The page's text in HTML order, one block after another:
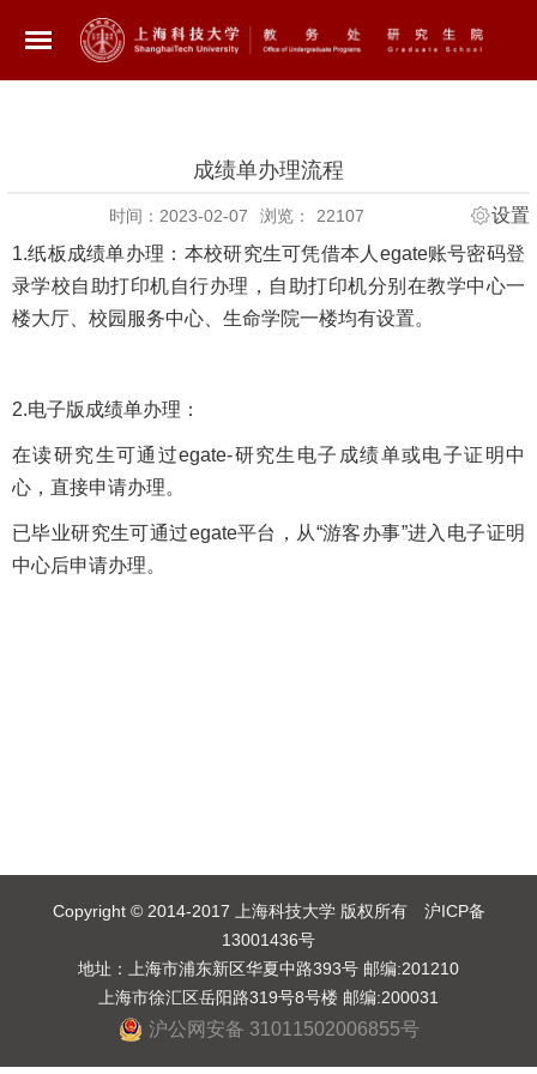
成绩单办理流程
时间：2023-02-07 浏览： 22107
设置
1.纸板成绩单办理：本校研究生可凭借本人egate账号密码登
录学校自助打印机自行办理， 自助打印机分别在教学中心一
楼大厅、校园服务中心、生命学院一楼均有设置。
2.电子版成绩单办理：
在读研究生可通过egate-研究生电子成绩单或电子证明中
心，直接申请办理。
已毕业研究生可通过egate平台，从“游客办事”进入电子证明
中心后申请办理。
Copyright © 2014-2017 上海科技大学 版权所有 沪ICP备
13001436号
地址：上海市浦东新区华夏中路393号 邮编:201210
上海市徐汇区岳阳路319号8号楼 邮编:200031
沪公网安备 31011502006855号